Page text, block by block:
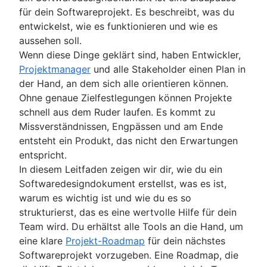
Kernelemente & wichtige Schritte
Business objectives
Mission Statement
Verwaltung von Enterprise-Ressourcen
Projektkostenmanagement
Entscheidungsfindungsprozess
Verwaltung mehrerer Projekte
Empathiekarten
Whiteboard-Strategie
Mind-Mapping
Beispiele für Mind-Mapping
Concept Maps
Blasendiagramm
Venn-Diagramme
Entscheidungsbaum
Affinitätsdiagramm
Business Process Reengineering
Prozessflussdiagramm
Prozessdokumentation
Kontextwechsel
Swimlane-Diagramm
Flussdiagramme
Genehmigungsprozesse optimieren
Architekturdiagramm: Definition, Typen und
Best Practices
Schemadiagramme
Context diagram
UML-Diagramme
SIPOC-Diagramm
Projektstrukturplan
Spaghetti-Diagramm
Datenflussdiagramme (DFD): Definition und
wichtigste Komponenten
Entity-Relationship-Diagramm
mithilfe von Automatisierungen
Business Process Automation
Prozessautomatisierung
So automatisierst du Aufgaben
KI-Aufgaben-Management
Zeitmanagement
Zeitmanagement
Zeitmanagementtools
PERT-Diagramm
Risikomanagement
Projektrisikomanagement
Risikominderung
Risikomanagement
Risk Register
Risikomatrix
Enterprise-Risikomanagement
7 coole Dinge, von denen du nicht
dass sie mit Confluence-Datenbanken
Vereinfachtes Content-Management mit
Confluence-Datenbanken
Projektüberwachung
Dashboard-Berichterstattung
Vorlaufzeit
Zeiterfassung
Kostenentwicklungsindex
Projektengpässe
Projektabschluss
Project post-mortem
Lessons learned
Überprüfung nach der Implementierung
8D-Problemlösung
Total Quality Management
für dein Softwareprojekt. Es beschreibt, was du
entwickelst, wie es funktionieren und wie es
aussehen soll.
Wenn diese Dinge geklärt sind, haben Entwickler,
Projektmanager und alle Stakeholder einen Plan in
der Hand, an dem sich alle orientieren können.
Ohne genaue Zielfestlegungen können Projekte
schnell aus dem Ruder laufen. Es kommt zu
Missverständnissen, Engpässen und am Ende
entsteht ein Produkt, das nicht den Erwartungen
entspricht.
In diesem Leitfaden zeigen wir dir, wie du ein
Softwaredesigndokument erstellst, was es ist,
warum es wichtig ist und wie du es so
strukturierst, das es eine wertvolle Hilfe für dein
Team wird. Du erhältst alle Tools an die Hand, um
eine klare Projekt-Roadmap für dein nächstes
Softwareprojekt vorzugeben. Eine Roadmap, die